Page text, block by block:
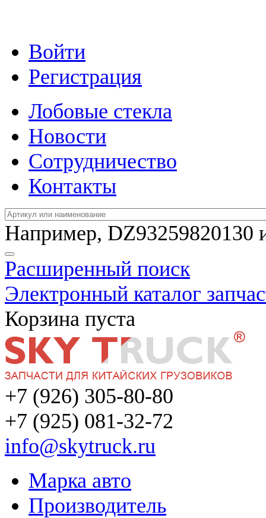
Войти
Регистрация
Лобовые стекла
Новости
Сотрудничество
Контакты
Например, DZ93259820130
Расширенный поиск
Электронный каталог
Корзина пуста
+7 (926) 305-80-80
+7 (925) 081-32-72
info@skytruck.ru
Марка авто
Производитель